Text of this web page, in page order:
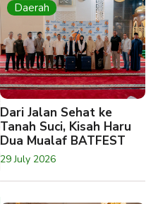
Daerah
Dari Jalan Sehat ke
Tanah Suci, Kisah Haru
Dua Mualaf BATFEST
29 July 2026